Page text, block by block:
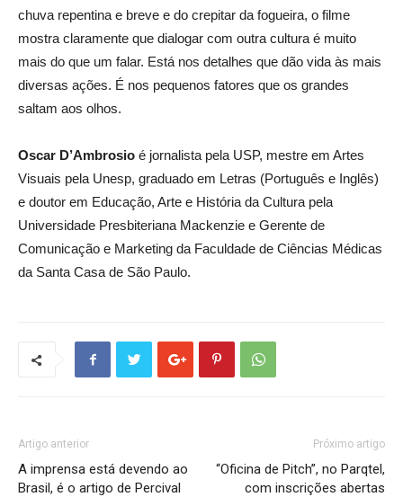
chuva repentina e breve e do crepitar da fogueira, o filme
mostra claramente que dialogar com outra cultura é muito
mais do que um falar. Está nos detalhes que dão vida às mais
diversas ações. É nos pequenos fatores que os grandes
saltam aos olhos.
Oscar D’Ambrosio é jornalista pela USP, mestre em Artes
Visuais pela Unesp, graduado em Letras (Português e Inglês)
e doutor em Educação, Arte e História da Cultura pela
Universidade Presbiteriana Mackenzie e Gerente de
Comunicação e Marketing da Faculdade de Ciências Médicas
da Santa Casa de São Paulo.
Artigo anterior
A imprensa está devendo ao
Brasil, é o artigo de Percival
Próximo artigo
“Oficina de Pitch”, no Parqtel,
com inscrições abertas